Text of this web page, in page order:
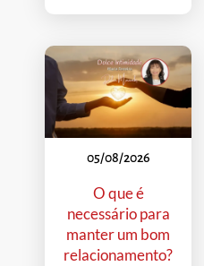
05/08/2026
O que é
necessário para
manter um bom
relacionamento?